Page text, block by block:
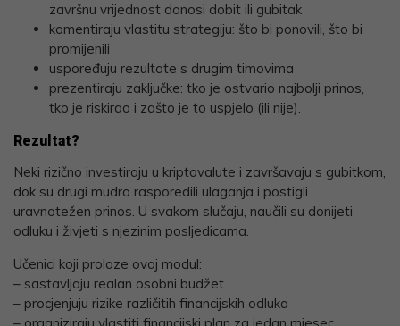
završnu vrijednost donosi dobit ili gubitak
komentiraju vlastitu strategiju: što bi ponovili, što bi
promijenili
uspoređuju rezultate s drugim timovima
prezentiraju zaključke: tko je ostvario najbolji prinos,
tko je riskirao i zašto je to uspjelo (ili nije).
Rezultat?
Neki rizično investiraju u kriptovalute i završavaju s gubitkom,
dok su drugi mudro rasporedili ulaganja i postigli
uravnotežen prinos. U svakom slučaju, naučili su donijeti
odluku i živjeti s njezinim posljedicama.
Učenici koji prolaze ovaj modul:
– sastavljaju realan osobni budžet
– procjenjuju rizike različitih financijskih odluka